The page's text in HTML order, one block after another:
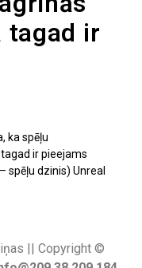
tagad ir
ka spēļu
ir pieejams
spēļu dzinis) Unreal
|| Copyright ©